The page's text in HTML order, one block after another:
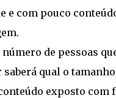
e com pouco
de pessoas
qual o
exposto com